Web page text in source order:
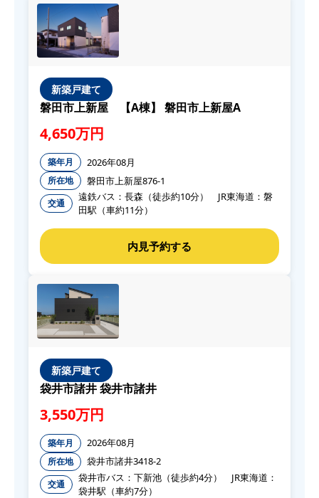
新築戸建て
磐田市上新屋 【A棟】 磐田市上新屋A
4,650万円
築年月 2026年08月
所在地 磐田市上新屋876-1
交通
遠鉄バス：長森（徒歩約10分） JR東海道：磐
田駅（車約11分）
新築戸建て
袋井市諸井 袋井市諸井
3,550万円
築年月 2026年08月
所在地 袋井市諸井3418-2
交通
袋井市バス：下新池（徒歩約4分） JR東海道：
袋井駅（車約7分）